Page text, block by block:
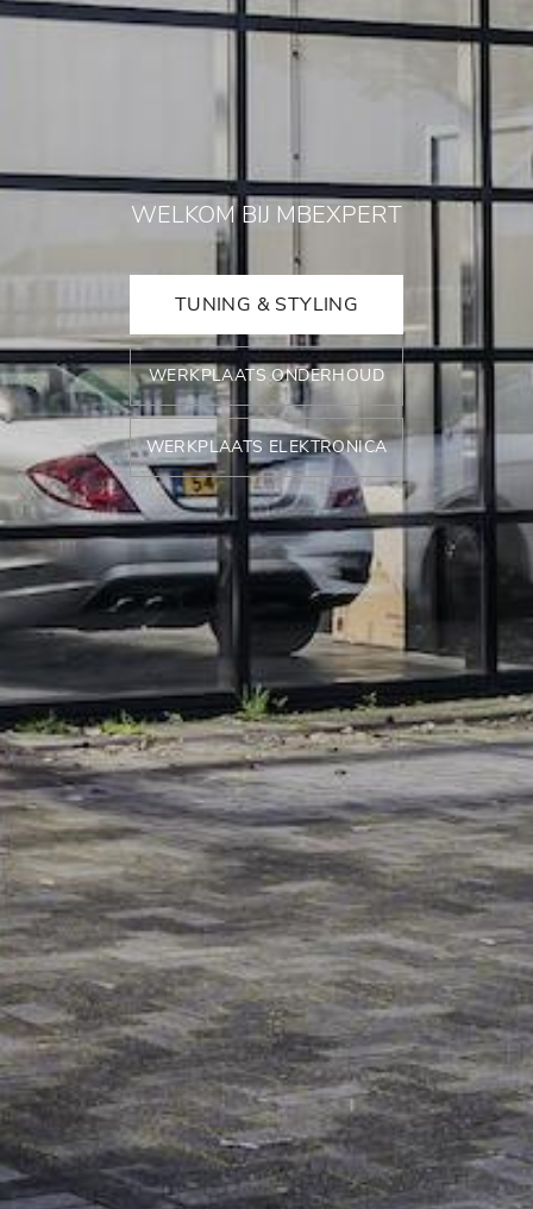
WELKOM BIJ MBEXPERT
TUNING & STYLING
WERKPLAATS ONDERHOUD
WERKPLAATS ELEKTRONICA